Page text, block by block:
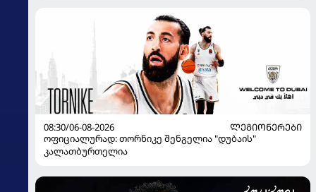
08:30/06-08-2026
ᲚᲔᲒᲘᲝᲜᲔᲠᲔᲑᲘ
ოფიციალურად: თორნიკე შენგელია "დუბაის"
კალათბურთელია